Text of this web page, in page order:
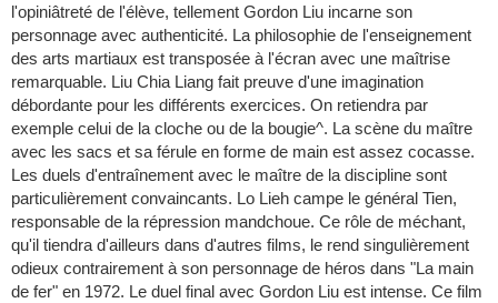
l'opiniâtreté de l'élève, tellement Gordon Liu incarne son
personnage avec authenticité. La philosophie de l'enseignement
des arts martiaux est transposée à l'écran avec une maîtrise
remarquable. Liu Chia Liang fait preuve d'une imagination
débordante pour les différents exercices. On retiendra par
exemple celui de la cloche ou de la bougie^. La scène du maître
avec les sacs et sa férule en forme de main est assez cocasse.
Les duels d'entraînement avec le maître de la discipline sont
particulièrement convaincants. Lo Lieh campe le général Tien,
responsable de la répression mandchoue. Ce rôle de méchant,
qu'il tiendra d'ailleurs dans d'autres films, le rend singulièrement
odieux contrairement à son personnage de héros dans "La main
de fer" en 1972. Le duel final avec Gordon Liu est intense. Ce film